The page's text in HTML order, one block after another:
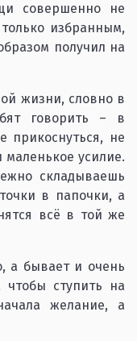
совершенно не
избранным,
получил на
жизни, словно в
говорить – в
прикоснуться, не
маленькое усилие.
складываешь
в папочки, а
всё в той же
а бывает и очень
ступить на
желание, а